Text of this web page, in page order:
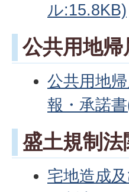
ル:15.8KB)
公共用地
公共用地
報・承諾
盛土規制法
宅地造成